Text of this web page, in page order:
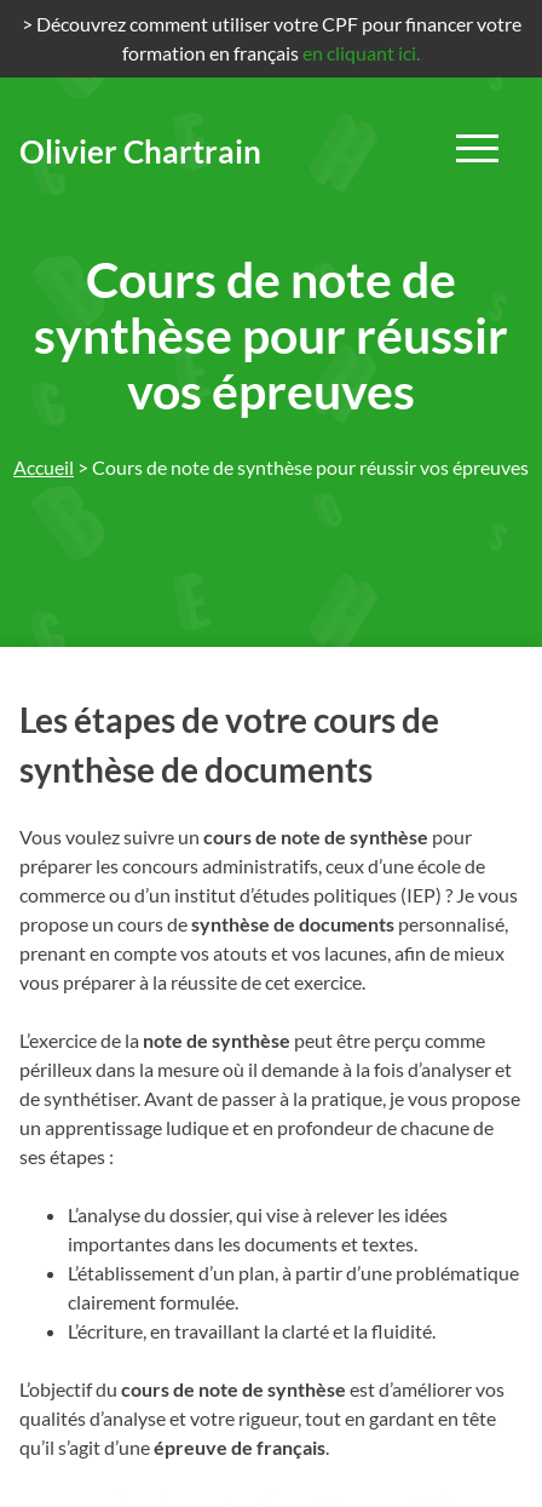
> Découvrez comment utiliser votre CPF pour financer votre
formation en françaisen cliquant ici.
Olivier Chartrain
Cours de note de
synthèse pour réussir
vos épreuves
Accueil > Cours de note de synthèse pour réussir vos épreuves
Les étapes de votre cours de
synthèse de documents
Vous voulez suivre un cours de note de synthèse pour
préparer les concours administratifs, ceux d’une école de
commerce ou d’un institut d’études politiques (IEP) ? Je vous
propose un cours desynthèse de documents personnalisé,
prenant en compte vos atouts et vos lacunes, afin de mieux
vous préparer à la réussite de cet exercice.
L’exercice de la note de synthèse peut être perçu comme
périlleux dans la mesure où il demande à la fois d’analyser et
de synthétiser. Avant de passer à la pratique, je vous propose
un apprentissage ludique et en profondeur de chacune de
ses étapes :
L’analyse du dossier, qui vise à relever les idées
importantes dans les documents et textes.
L’établissement d’un plan, à partir d’une problématique
clairement formulée.
L’écriture, en travaillant la clarté et la fluidité.
L’objectif du cours de note de synthèse est d’améliorer vos
qualités d’analyse et votre rigueur, tout en gardant en tête
qu’il s’agit d’uneépreuve de français